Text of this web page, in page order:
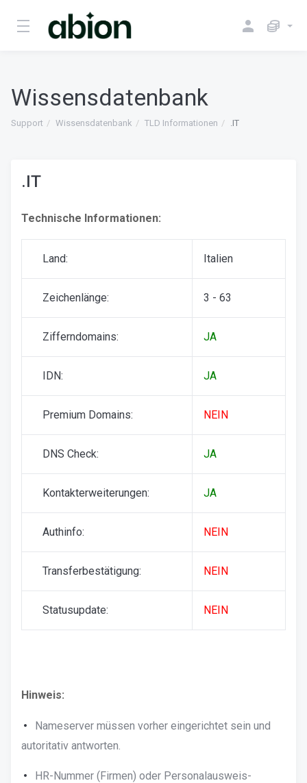
Wissensdatenbank
Support Wissensdatenbank TLD Informationen .IT
.IT
Technische Informationen:
Land: Italien
Zeichenlänge: 3 - 63
Zifferndomains: JA
IDN: JA
Premium Domains: NEIN
DNS Check: JA
Kontakterweiterungen: JA
Authinfo: NEIN
Transferbestätigung: NEIN
Statusupdate: NEIN
Hinweis:
Nameserver müssen vorher eingerichtet sein und
autoritativ antworten.
HR-Nummer (Firmen) oder Personalausweis-